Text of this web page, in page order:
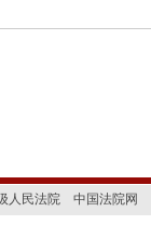
人民法院 中国法院网